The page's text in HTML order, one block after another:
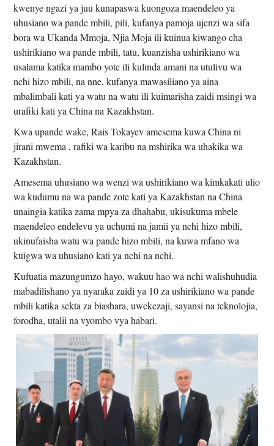
kwenye ngazi ya juu kunapaswa kuongoza maendeleo ya
uhusiano wa pande mbili, pili, kufanya pamoja ujenzi wa sifa
bora wa Ukanda Mmoja, Njia Moja ili kuinua kiwango cha
ushirikiano wa pande mbili, tatu, kuanzisha ushirikiano wa
usalama katika mambo yote ili kulinda amani na utulivu wa
nchi hizo mbili, na nne, kufanya mawasiliano ya aina
mbalimbali kati ya watu na watu ili kuimarisha zaidi msingi wa
urafiki kati ya China na Kazakhstan.
Kwa upande wake, Rais Tokayev amesema kuwa China ni
jirani mwema , rafiki wa karibu na mshirika wa uhakika wa
Kazakhstan.
Amesema uhusiano wa wenzi wa ushirikiano wa kimkakati ulio
wa kudumu na wa pande zote kati ya Kazakhstan na China
unaingia katika zama mpya za dhahabu, ukisukuma mbele
maendeleo endelevu ya uchumi na jamii ya nchi hizo mbili,
ukinufaisha watu wa pande hizo mbili, na kuwa mfano wa
kuigwa wa uhusiano kati ya nchi na nchi.
Kufuatia mazungumzo hayo, wakuu hao wa nchi walishuhudia
mabadilishano ya nyaraka zaidi ya 10 za ushirikiano wa pande
mbili katika sekta za biashara, uwekezaji, sayansi na teknolojia,
forodha, utalii na vyombo vya habari.